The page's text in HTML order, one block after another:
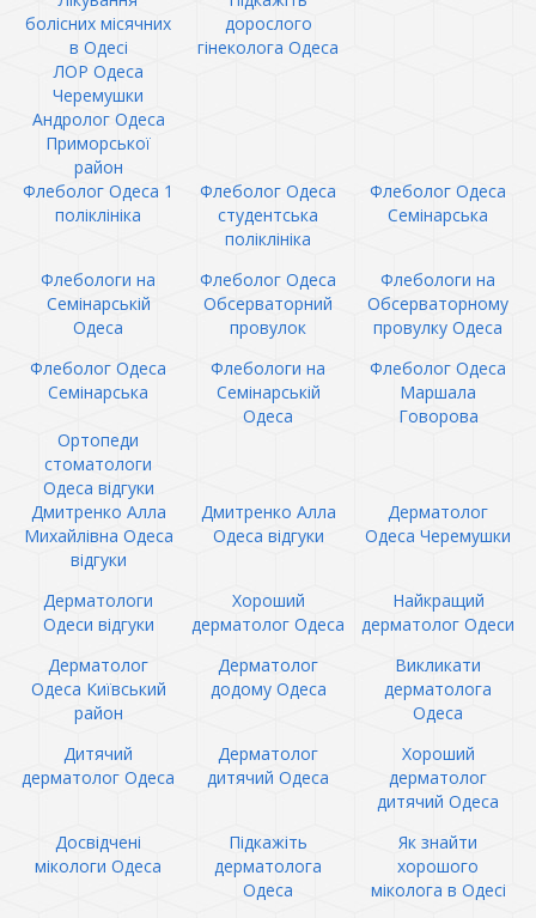
болісних місячних
в Одесі
дорослого
гінеколога Одеса
ЛОР Одеса
Черемушки
Андролог Одеса
Приморської
район
Флеболог Одеса 1
поліклініка
Флеболог Одеса
студентська
поліклініка
Флеболог Одеса
Семінарська
Флебологи на
Семінарській
Одеса
Флеболог Одеса
Обсерваторний
провулок
Флебологи на
Обсерваторному
провулку Одеса
Флеболог Одеса
Семінарська
Флебологи на
Семінарській
Одеса
Флеболог Одеса
Маршала
Говорова
Ортопеди
стоматологи
Одеса відгуки
Дмитренко Алла
Михайлівна Одеса
відгуки
Дмитренко Алла
Одеса відгуки
Дерматолог
Одеса Черемушки
Дерматологи
Одеси відгуки
Хороший
дерматолог Одеса
Найкращий
дерматолог Одеси
Дерматолог
Одеса Київський
район
Дерматолог
додому Одеса
Викликати
дерматолога
Одеса
Дитячий
дерматолог Одеса
Дерматолог
дитячий Одеса
Хороший
дерматолог
дитячий Одеса
Досвідчені
мікологи Одеса
Підкажіть
дерматолога
Одеса
Як знайти
хорошого
міколога в Одесі